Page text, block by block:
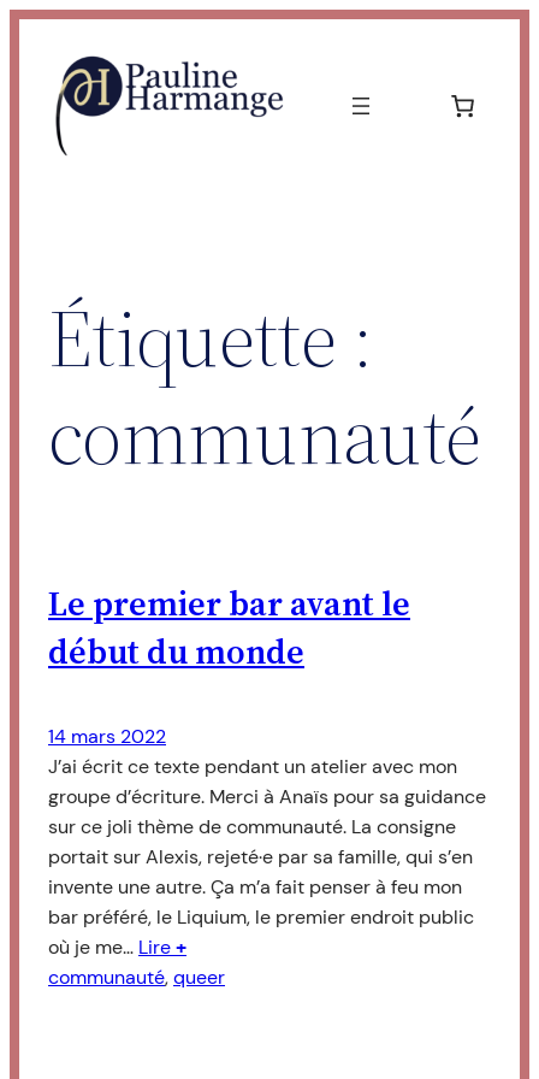
contenu
Étiquette :
communauté
Le premier bar avant le
début du monde
14 mars 2022
J’ai écrit ce texte pendant un atelier avec mon
groupe d’écriture. Merci à Anaïs pour sa guidance
sur ce joli thème de communauté. La consigne
portait sur Alexis, rejeté·e par sa famille, qui s’en
invente une autre. Ça m’a fait penser à feu mon
bar préféré, le Liquium, le premier endroit public
où je me… Lire+
communauté, queer